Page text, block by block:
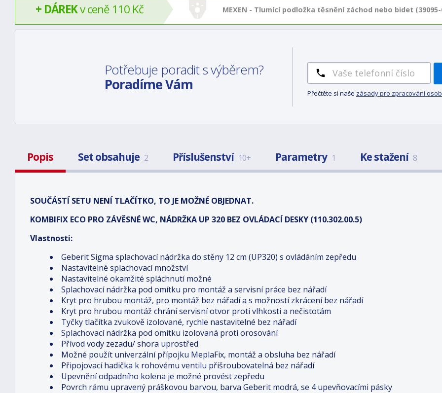
+ DÁREKv ceně 110 Kč MEXEN - Tlumící podložka těsnění záchod nebo bidet (39095-
Potřebuje poradit s výběrem?
Poradíme Vám
Přečtěte si naše zásady pro zpracování
Popis Set obsahuje 2 Příslušenství 10+ Parametry 1 Ke stažení 8
SOUČÁSTÍ SETU NENÍ TLAČÍTKO, TO JE MOŽNÉ OBJEDNAT.
KOMBIFIX ECO PRO ZÁVĚSNÉ WC, NÁDRŽKA UP 320 BEZ OVLÁDACÍ DESKY (110.302.00.5)
Vlastnosti:
Geberit Sigma splachovací nádržka do stěny 12 cm (UP320) s ovládáním zepředu
Nastavitelné splachovací množství
Nastavitelné okamžité spláchnutí možné
Splachovací nádržka pod omítku pro montáž a servisní práce bez nářadí
Kryt pro hrubou montáž, pro montáž bez nářadí a s možností zkrácení bez nářadí
Kryt pro hrubou montáž chrání servisní otvor proti vlhkosti a nečistotám
Tyčky tlačítka zvukově izolované, rychle nastavitelné bez nářadí
Splachovací nádržka pod omítku izolovaná proti orosování
Přívod vody zezadu/ shora uprostřed
Možné použít univerzální přípojku MeplaFix, montáž a obsluha bez nářadí
Připojovací hadička k rohovému ventilu přišroubovatelná bez nářadí
Upevnění odpadního kolena je možné provést zepředu
Povrch rámu upravený práškovou barvou, barva Geberit modrá, se 4 upevňovacími pásky